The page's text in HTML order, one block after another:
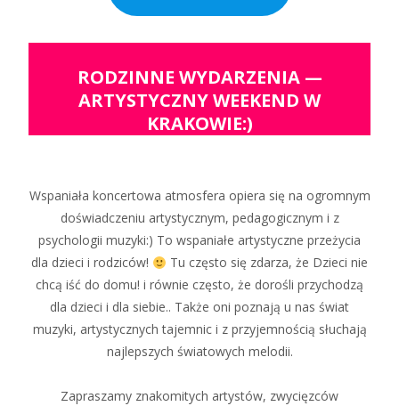
RODZINNE WYDARZENIA —
ARTYSTYCZNY WEEKEND W
KRAKOWIE:)
Wspaniała koncertowa atmosfera opiera się na ogromnym
doświadczeniu artystycznym, pedagogicznym i z
psychologii muzyki:) To wspaniałe artystyczne przeżycia
dla dzieci i rodziców!
Tu często się zdarza, że Dzieci nie
chcą iść do domu! i równie często, że dorośli przychodzą
dla dzieci i dla siebie.. Także oni poznają u nas świat
muzyki, artystycznych tajemnic i z przyjemnością słuchają
najlepszych światowych melodii.
Zapraszamy znakomitych artystów, zwycięzców